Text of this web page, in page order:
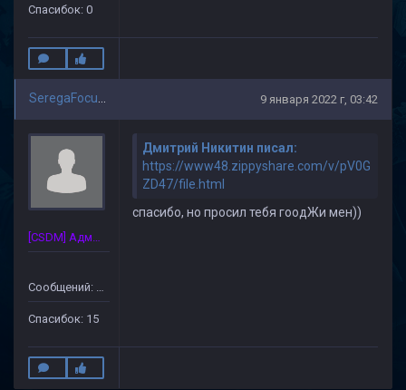
Спасибок: 0
9 января 2022 г, 03:42
[CSDM] Администратор
Сообщений: 89
Спасибок: 15
Дмитрий Никитин писал:
https://www48.zippyshare.com/v/pV0G
ZD47/file.html
спасибо, но просил тебя гоодЖи мен))